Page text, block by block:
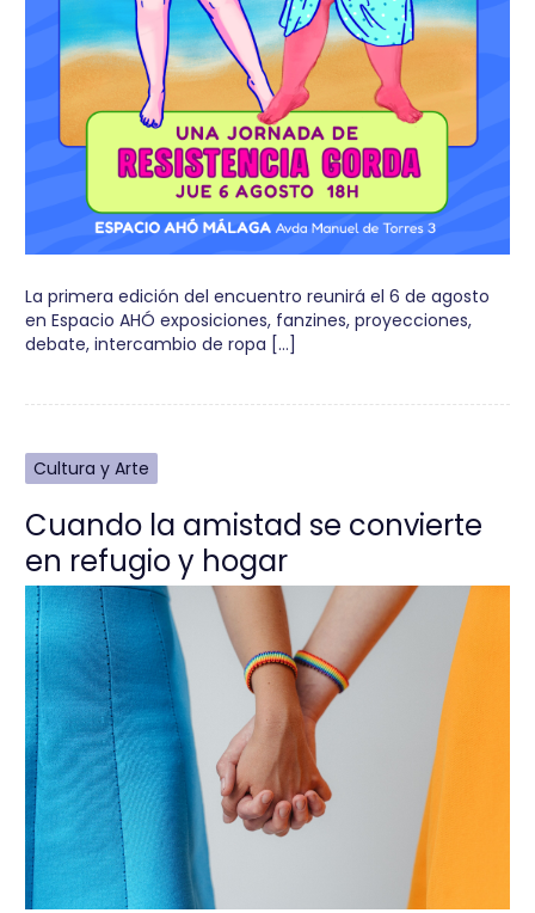
La primera edición del encuentro reunirá el 6 de agosto
en Espacio AHÓ exposiciones, fanzines, proyecciones,
debate, intercambio de ropa […]
Cultura y Arte
Cuando la amistad se convierte
en refugio y hogar